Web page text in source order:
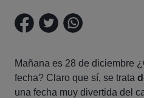
Mañana es 28 de diciembre
fecha? Claro que sí, se trata
una fecha muy divertida del